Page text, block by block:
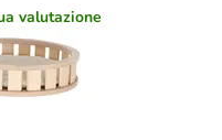
valutazione